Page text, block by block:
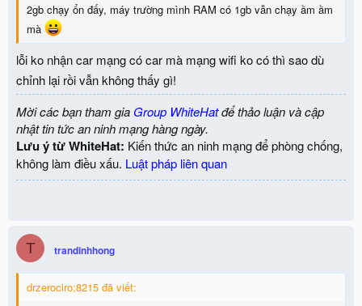
2gb chạy ổn đấy, máy trường mình RAM có 1gb vẫn chạy ầm ầm
mà
lỗi ko nhận car mạng có car mà mạng wifi ko có thì sao dù
chỉnh lại rồi vẫn không thấy gì!
Mời các bạn tham gia Group WhiteHatđể thảo luận và cập
nhật tin tức an ninh mạng hàng ngày.
Lưu ý từ WhiteHat: Kiến thức an ninh mạng để phòng chống,
không làm điều xấu. Luật pháp liên quan
T trandinhhong
drzerociro;8215 đã viết: